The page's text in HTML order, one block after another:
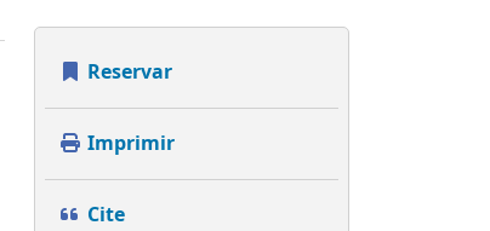
Reservar
Imprimir
Cite